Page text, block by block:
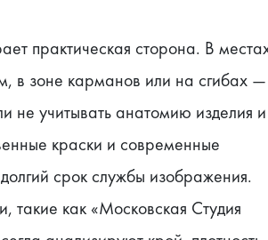
практическая сторона. В
в зоне карманов или на сгибах —
не учитывать анатомию изделия и
краски и современные
срок службы изображения.
такие как «Московская Студия